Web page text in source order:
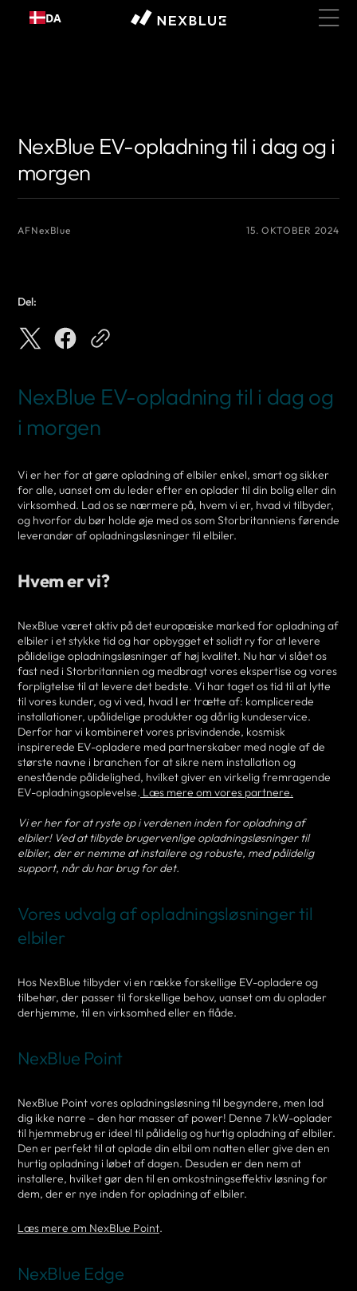
Gå til
indhold
DA
NexBlue EV-opladning til i dag og i
morgen
AFNexBlue 15. OKTOBER 2024
Del:
NexBlue EV-opladning til i dag og
i morgen
Vi er her for at gøre opladning af elbiler enkel, smart og sikker
for alle, uanset om du leder efter en oplader til din bolig eller din
virksomhed. Lad os se nærmere på, hvem vi er, hvad vi tilbyder,
og hvorfor du bør holde øje med os som Storbritanniens førende
leverandør af opladningsløsninger til elbiler.
Hvem er vi?
NexBlue været aktiv på det europæiske marked for opladning af
elbiler i et stykke tid og har opbygget et solidt ry for at levere
pålidelige opladningsløsninger af høj kvalitet. Nu har vi slået os
fast ned i Storbritannien og medbragt vores ekspertise og vores
forpligtelse til at levere det bedste. Vi har taget os tid til at lytte
til vores kunder, og vi ved, hvad I er trætte af: komplicerede
installationer, upålidelige produkter og dårlig kundeservice.
Derfor har vi kombineret vores prisvindende, kosmisk
inspirerede EV-opladere med partnerskaber med nogle af de
største navne i branchen for at sikre nem installation og
enestående pålidelighed, hvilket giver en virkelig fremragende
EV-opladningsoplevelse. Læs mere om vores partnere.
Vi er her for at ryste op i verdenen inden for opladning af
elbiler! Ved at tilbyde brugervenlige opladningsløsninger til
elbiler, der er nemme at installere og robuste, med pålidelig
support, når du har brug for det.
Vores udvalg af opladningsløsninger til
elbiler
Hos NexBlue tilbyder vi en række forskellige EV-opladere og
tilbehør, der passer til forskellige behov, uanset om du oplader
derhjemme, til en virksomhed eller en flåde.
NexBlue Point
NexBlue Point vores opladningsløsning til begyndere, men lad
dig ikke narre – den har masser af power! Denne 7 kW-oplader
til hjemmebrug er ideel til pålidelig og hurtig opladning af elbiler.
Den er perfekt til at oplade din elbil om natten eller give den en
hurtig opladning i løbet af dagen. Desuden er den nem at
installere, hvilket gør den til en omkostningseffektiv løsning for
dem, der er nye inden for opladning af elbiler.
Læs mere om NexBlue Point.
NexBlue Edge